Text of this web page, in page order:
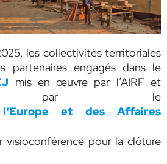
les collectivités territoriales
partenaires engagés dans le
mis en œuvre par l’AIRF et
par le
et des Affaires
visioconférence pour la clôture